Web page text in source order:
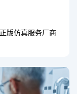
版仿真服务厂商